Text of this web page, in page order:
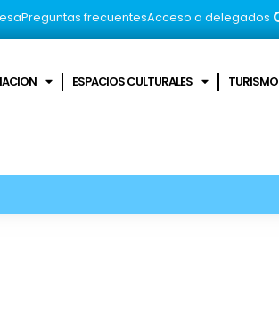
Preguntas frecuentesAcceso a delegados
ESPACIOS CULTURALES TURISMO